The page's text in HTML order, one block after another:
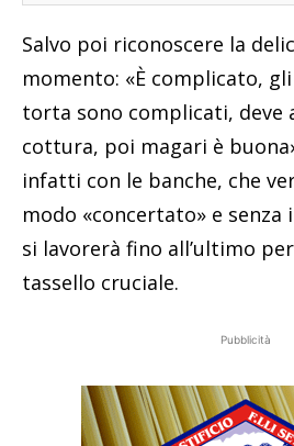
Salvo poi riconoscere la
momento: «È complicato,
torta sono complicati, deve
cottura, poi magari è
infatti con le banche, che
modo «concertato» e
si lavorerà fino all’ultimo
tassello cruciale.
Pubblicità